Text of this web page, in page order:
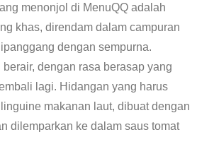
menonjol di MenuQQ adalah
khas, direndam dalam campuran
dengan sempurna.
dengan rasa berasap yang
lagi. Hidangan yang harus
makanan laut, dibuat dengan
dilemparkan ke dalam saus tomat